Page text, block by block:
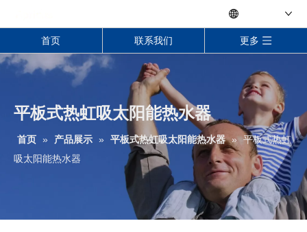
首页 联系我们 更多
平板式热虹吸太阳能热水器
首页 » 产品展示 » 平板式热虹吸太阳能热水器 » 平板式热虹
吸太阳能热水器